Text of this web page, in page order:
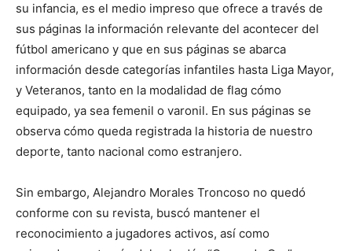
su infancia, es el medio impreso que ofrece a través de
sus páginas la información relevante del acontecer del
fútbol americano y que en sus páginas se abarca
información desde categorías infantiles hasta Liga Mayor,
y Veteranos, tanto en la modalidad de flag cómo
equipado, ya sea femenil o varonil. En sus páginas se
observa cómo queda registrada la historia de nuestro
deporte, tanto nacional como estranjero.
Sin embargo, Alejandro Morales Troncoso no quedó
conforme con su revista, buscó mantener el
reconocimiento a jugadores activos, así como